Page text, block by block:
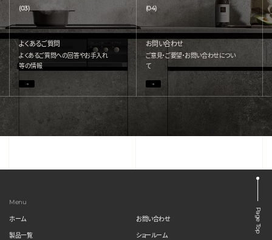
(03)
よくあるご質問
よくあるご質問への回答やお手入れ
等の情報
(04)
お問い合わせ
ご意見・ご要望・お問い合わせについ
て
Page Top
Menu
ホーム
製品一覧
お問い合わせ
ショールーム